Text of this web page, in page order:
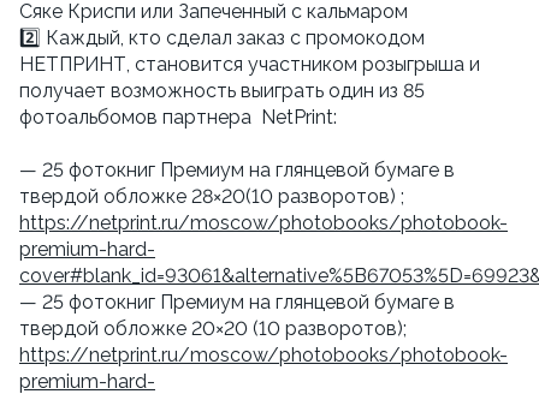
Сяке Криспи или Запеченный с кальмаром
2️⃣ Каждый, кто сделал заказ с промокодом
НЕТПРИНТ, становится участником розыгрыша и
получает возможность выиграть один из 85
фотоальбомов партнера NetPrint:
— 25 фотокниг Премиум на глянцевой бумаге в
твердой обложке 28×20(10 разворотов) ;
https://netprint.ru/moscow/photobooks/photobook-
premium-hard-
— 25 фотокниг Премиум на глянцевой бумаге в
твердой обложке 20×20 (10 разворотов);
https://netprint.ru/moscow/photobooks/photobook-
premium-hard-